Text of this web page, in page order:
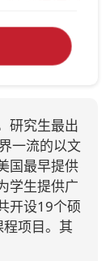
研究生最出
一流的以文
国最早提供
学生提供广
开设19个硕
项目。其